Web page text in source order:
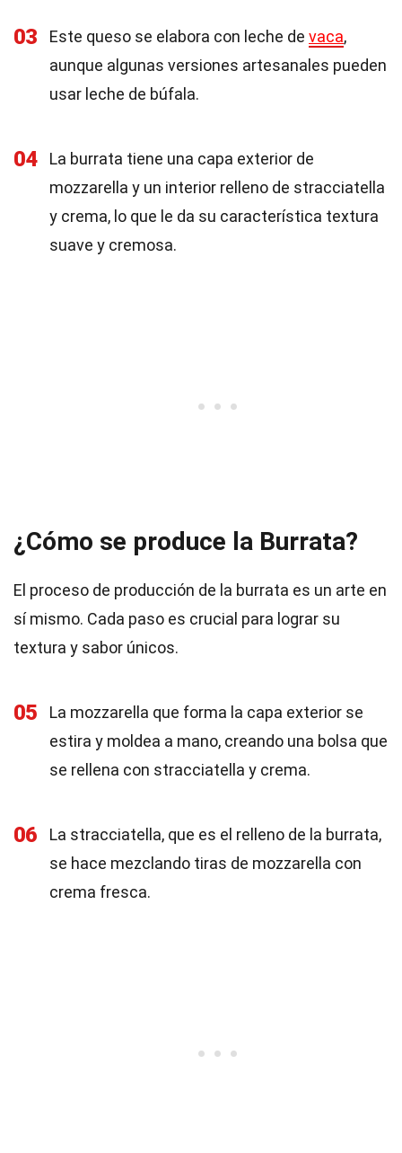
03 Este queso se elabora con leche de vaca,
aunque algunas versiones artesanales pueden
usar leche de búfala.
04
La burrata tiene una capa exterior de
mozzarella y un interior relleno de stracciatella
y crema, lo que le da su característica textura
suave y cremosa.
¿Cómo se produce la Burrata?
El proceso de producción de la burrata es un arte en
sí mismo. Cada paso es crucial para lograr su
textura y sabor únicos.
05
La mozzarella que forma la capa exterior se
estira y moldea a mano, creando una bolsa que
se rellena con stracciatella y crema.
06
La stracciatella, que es el relleno de la burrata,
se hace mezclando tiras de mozzarella con
crema fresca.